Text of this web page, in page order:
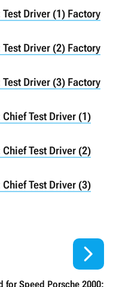
Driver (1) Factory
Driver (2) Factory
Driver (3) Factory
Test Driver (1)
Test Driver (2)
Test Driver (3)
for Speed Porsche 2000:
